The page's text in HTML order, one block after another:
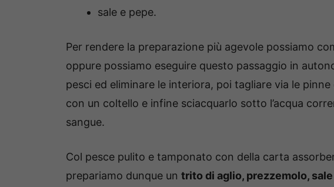
sale e pepe.
Per rendere la preparazione più agevole possiamo
oppure possiamo eseguire questo passaggio in
pesci ed eliminare le interiora, poi tagliare via le
con un coltello e infine sciacquarlo sotto l’acqua
sangue.
Col pesce pulito e tamponato con della carta
prepariamo dunque un trito di aglio, prezzemolo,